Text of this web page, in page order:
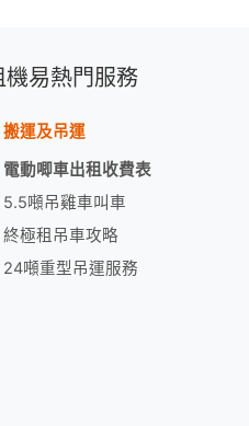
易熱門服務
搬運及吊運
電動唧車出租收費表
5.5噸吊雞車叫車
終極租吊車攻略
24噸重型吊運服務